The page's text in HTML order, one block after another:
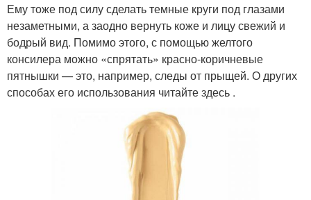
Ему тоже под силу сделать темные круги под глазами
незаметными, а заодно вернуть коже и лицу свежий и
бодрый вид. Помимо этого, с помощью желтого
консилера можно «спрятать» красно-коричневые
пятнышки — это, например, следы от прыщей. О других
способах его использования читайте здесь .